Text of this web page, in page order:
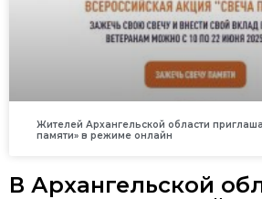
Жителей Архангельской области
памяти» в режиме онлайн
В Архангельской